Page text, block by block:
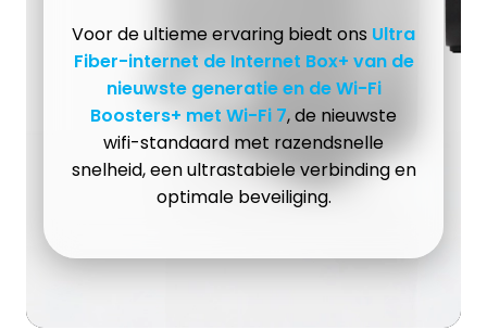
Voor de ultieme ervaring biedt ons Ultra
Fiber-internet de Internet Box+ van de
nieuwste generatie en de Wi-Fi
Boosters+ met Wi-Fi 7, de nieuwste
wifi-standaard met razendsnelle
snelheid, een ultrastabiele verbinding en
optimale beveiliging.